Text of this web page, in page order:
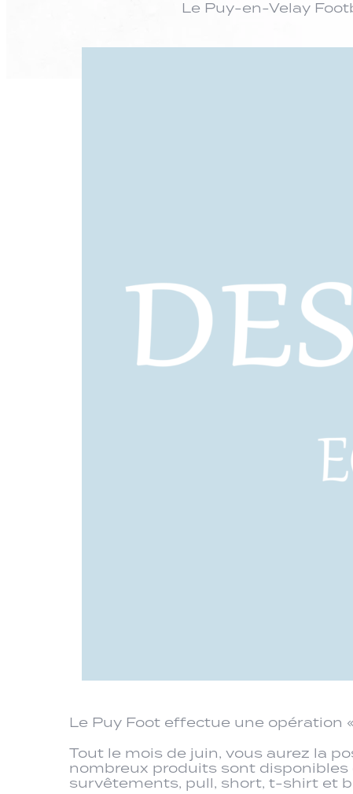
Le Puy-en-Velay
Le Puy Foot effectue une opération
Tout le mois de juin, vous aurez la
nombreux produits sont
survêtements, pull, short, t-shirt et